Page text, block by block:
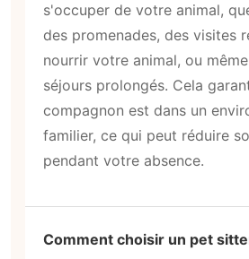
s'occuper de votre animal,
des promenades, des visites
nourrir votre animal, ou
séjours prolongés. Cela
compagnon est dans un
familier, ce qui peut réduire
pendant votre absence.
Comment choisir un pet